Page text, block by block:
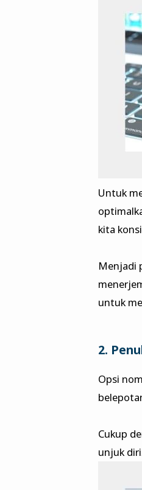
Untuk
kita
Menjadi
untuk
2.
Opsi
Cukup
unjuk